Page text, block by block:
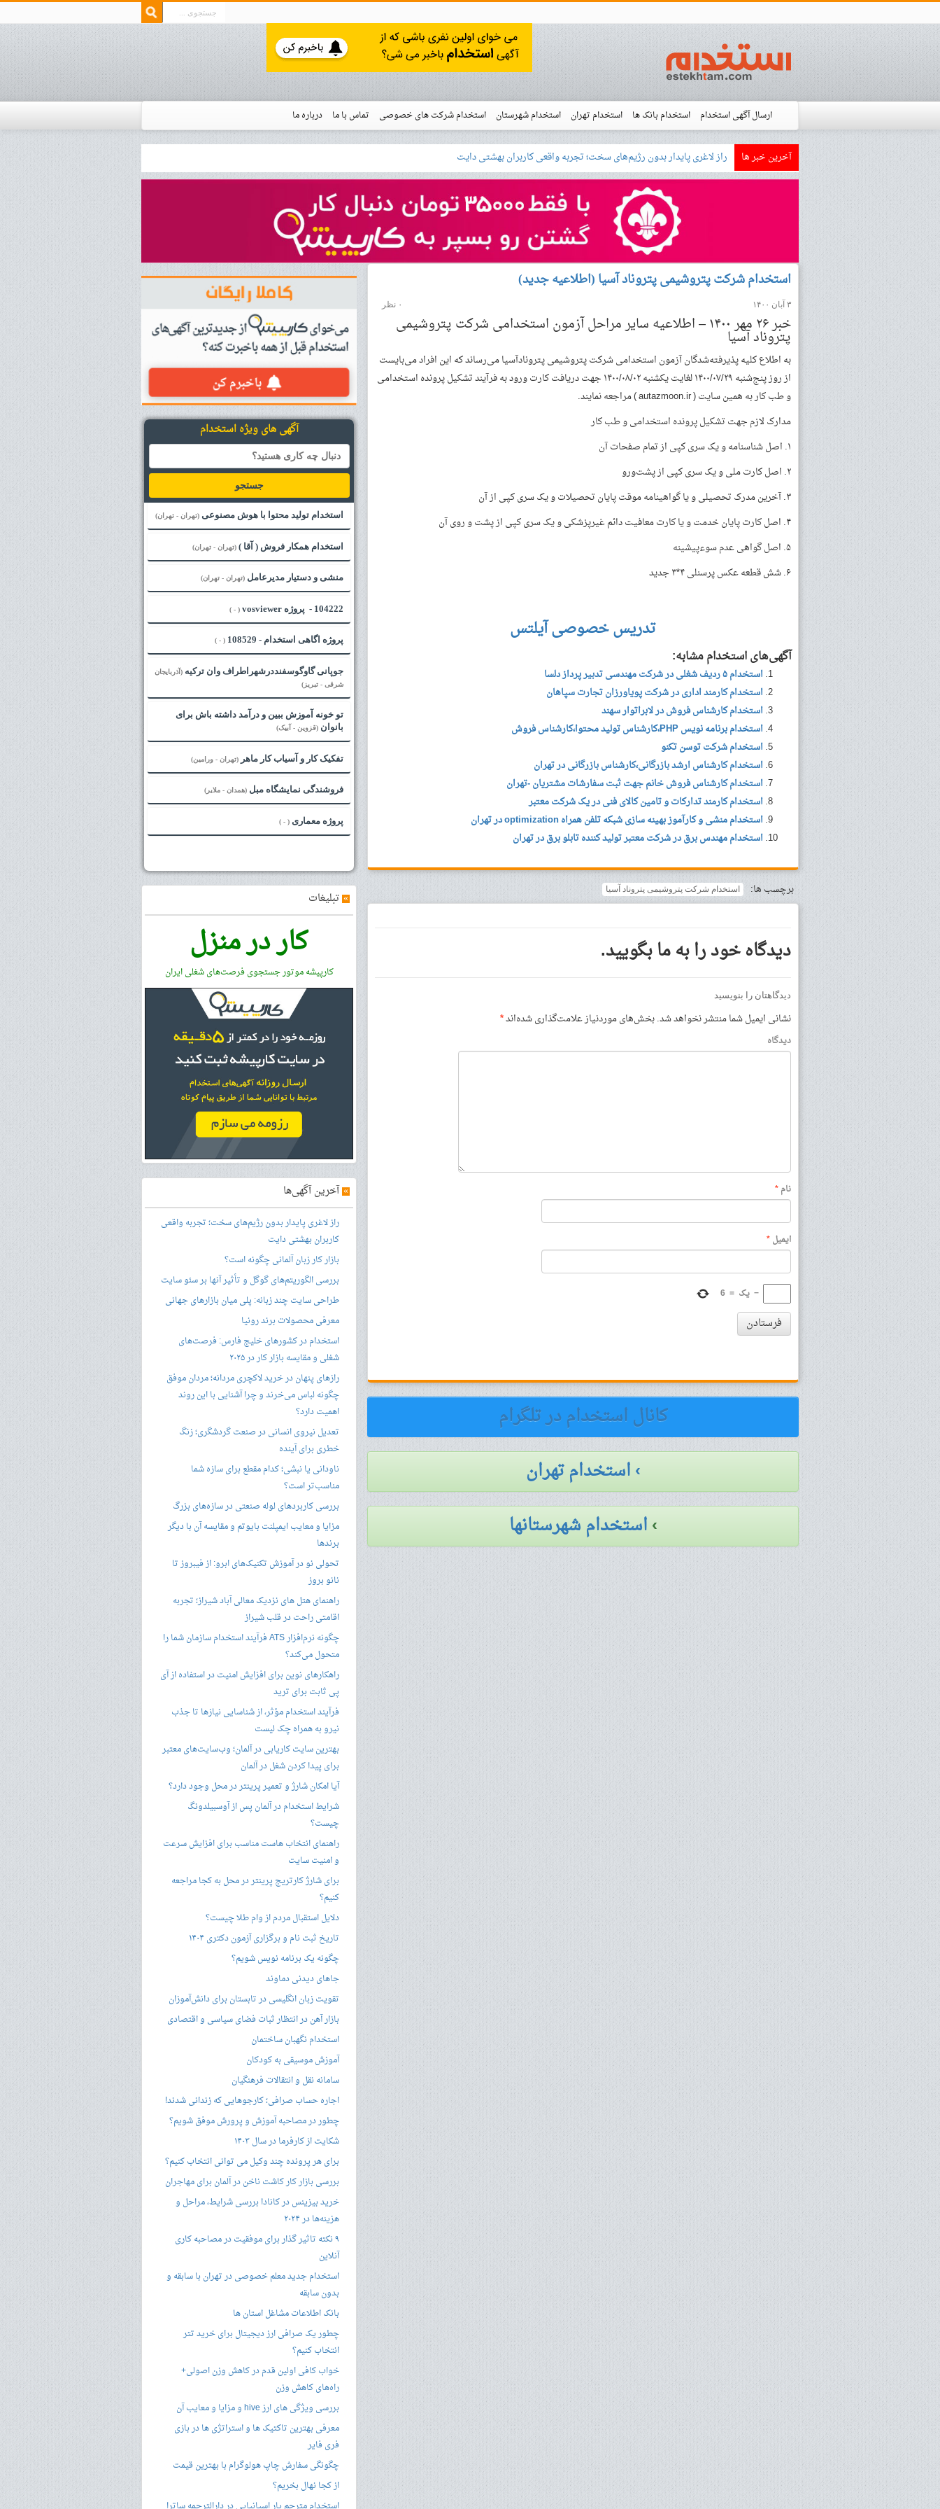
ارسال آگهی استخدام استخدام بانک ها استخدام تهران استخدام شهرستان استخدام شرکت های خصوصی تماس با ما
درباره ما
نوار زمان استخدام
استخدام شده ها
آموزش فروشگاه استخدام
آخرین خبر ها بازار کار زبان آلمانی چگونه
استخدام شرکت‌ پتروشیمی پتروناد آسیا (اطلاعیه جدید)
۳ آبان ۱۴۰۰ ۰ نظر
خبر ۲۶ مهر ۱۴۰۰ – اطلاعیه سایر مراحل آزمون استخدامی شرکت‌ پتروشیمی
پتروناد آسیا
به اطلاع کلیه پذیرفته‌شدگان آزمون استخدامی شرکت پتروشیمی پترونادآسیا می‌رساند که این افراد می‌بایست
از روز پنج‌شنبه ۱۴۰۰/۰۷/۲۹ لغایت یکشنبه ۱۴۰۰/۰۸/۰۲ جهت دریافت کارت ورود به فرآیند تشکیل پرونده استخدامی
و طب کار به همین سایت ( autazmoon.ir ) مراجعه نمایند.
مدارک لازم جهت تشکیل پرونده استخدامی و طب کار
۱. اصل شناسنامه و یک سری کپی از تمام صفحات آن
۲. اصل کارت ملی و یک سری کپی از پشت‌ورو
۳. آخرین مدرک تحصیلی و یا گواهینامه موقت پایان تحصیلات و یک سری کپی از آن
۴. اصل کارت پایان خدمت و یا کارت معافیت دائم غیرپزشکی و یک سری کپی از پشت و روی آن
۵. اصل گواهی عدم سوءپیشینه
۶. شش قطعه عکس پرسنلی ۴*۳ جدید
تدریس خصوصی آیلتس
آگهی‌های استخدام مشابه:
استخدام ۵ ردیف شغلی در شرکت مهندسی تدبیر پرداز دلسا
استخدام کارمند اداری در شرکت پویاورزان تجارت سپاهان
استخدام کارشناس فروش در لابراتوار سهند
استخدام برنامه نویس PHP،کارشناس تولید محتوا،کارشناس فروش
استخدام شرکت توسن تکنو
استخدام کارشناس ارشد بازرگانی،کارشناس بازرگانی در تهران
استخدام کارشناس فروش خانم جهت ثبت سفارشات مشتریان -تهران
استخدام کارمند تدارکات و تامین کالای فنی در یک شرکت معتبر
استخدام منشی و کارآموز بهینه سازی شبکه تلفن همراه optimization در تهران
استخدام مهندس برق در شرکت معتبر تولید کننده تابلو برق در تهران
برچسب ها: استخدام شرکت‌ پتروشیمی پتروناد آسیا
دیدگاه خود را به ما بگویید.
دیدگاهتان را بنویسید
نشانی ایمیل شما منتشر نخواهد شد.بخش‌های موردنیاز علامت‌گذاری شده‌اند*
دیدگاه
نام*
ایمیل*
− یک =
6
فرستادن
کانال استخدام در تلگرام
› استخدام تهران
›استخدام شهرستانها
آگهی های ویژه استخدام
جستجو
استخدام تولید محتوا با هوش مصنوعی (تهران - تهران)
استخدام همکار فروش ( آقا ) (تهران - تهران)
منشی و دستیار مدیرعامل (تهران - تهران)
104222 - پروژه vosviewer ( - )
پروژه اگاهی استخدام - 108529 ( - )
جوپانی گاوگوسفنددرشهراطراف وان ترکیه (آذربایجان
شرقی - تبریز)
تو خونه آموزش ببین و درآمد داشته باش برای
بانوان (قزوین - آبیک)
تفکیک کار و آسیاب کار ماهر (تهران - ورامین)
فروشندگی نمایشگاه مبل (همدان - ملایر)
پروژه معماری ( - )
»تبلیغات
کار در منزل
کارپیشه موتور جستجوی فرصت‌های شغلی ایران
»آخرین آگهی‌ها
راز لاغری پایدار بدون رژیم‌های سخت؛ تجربه واقعی
کاربران بهشتی دایت
بازار کار زبان آلمانی چگونه است؟
بررسی الگوریتم‌های گوگل و تأثیر آنها بر سئو سایت
طراحی سایت چند زبانه: پلی میان بازارهای جهانی
معرفی محصولات برند رونیا
استخدام در کشورهای خلیج فارس: فرصت‌های
شغلی و مقایسه بازار کار در ۲۰۲۵
رازهای پنهان در خرید لاکچری مردانه؛ مردان موفق
چگونه لباس می‌خرند و چرا آشنایی با این روند
اهمیت دارد؟
تعدیل نیروی انسانی در صنعت گردشگری؛ زنگ
خطری برای آینده
ناودانی یا نبشی؛ کدام مقطع برای سازه شما
مناسب‌تر است؟
بررسی کاربردهای لوله صنعتی در سازه‌های بزرگ
مزایا و معایب ایمپلنت بایوتم و مقایسه آن با دیگر
برندها
تحولی نو در آموزش تکنیک‌های ابرو: از فیبروز تا
نانو بروز
راهنمای هتل های نزدیک معالی آباد شیراز؛ تجربه
اقامتی راحت در قلب شیراز
چگونه نرم‌افزار ATS فرآیند استخدام سازمان شما را
متحول می‌کند؟
راهکارهای نوین برای افزایش امنیت در استفاده از آی
پی ثابت برای ترید
فرآیند استخدام مؤثر، از شناسایی نیازها تا جذب
نیرو به همراه چک لیست
بهترین سایت کاریابی در آلمان؛ وب‌سایت‌های معتبر
برای پیدا کردن شغل در آلمان
آیا امکان شارژ و تعمیر پرینتر در محل وجود دارد؟
شرایط استخدام در آلمان پس از آوسبیلدونگ
چیست؟
راهنمای انتخاب هاست مناسب برای افزایش سرعت
و امنیت سایت
برای شارژ کارتریج پرینتر در محل به کجا مراجعه
کنیم؟
دلایل استقبال مردم از وام طلا چیست؟
تاریخ ثبت نام و برگزاری آزمون دکتری ۱۴۰۴
چگونه یک برنامه نویس شویم؟
جاهای دیدنی دماوند
تقویت زبان انگلیسی در تابستان برای دانش‌آموزان
بازار آهن در انتظار ثبات فضای سیاسی و اقتصادی
استخدام نگهبان ساختمان
آموزش موسیقی به کودکان
سامانه نقل و انتقالات فرهنگیان
اجاره حساب صرافی؛ کارجوهایی که زندانی شدند!
چطور در مصاحبه‌ آموزش و پرورش موفق شویم؟
شکایت از کارفرما در سال ۱۴۰۳
برای هر پرونده چند وکیل می توانی انتخاب کنیم؟
بررسی بازار کار کاشت ناخن در آلمان برای مهاجران
خرید بیزینس در کانادا بررسی شرایط، مراحل و
هزینه‌ها در ۲۰۲۴
۹ نکته تاثیر گذار برای موفقیت در مصاحبه کاری
آنلاین
استخدام جدید معلم خصوصی در تهران با سابقه و
بدون سابقه
بانک اطلاعات مشاغل استان ها
چطور یک صرافی ارز دیجیتال برای خرید تتر
انتخاب کنیم؟
خواب کافی اولین قدم در کاهش وزن اصولی+
راه‌های کاهش وزن
بررسی ویژگی های ارز hive و مزایا و معایب آن
معرفی بهترین تاکتیک ها و استراتژی ها در بازی
فری فایر
چگونگی سفارش چاپ هولوگرام با بهترین قیمت
از کجا نهال بخریم؟